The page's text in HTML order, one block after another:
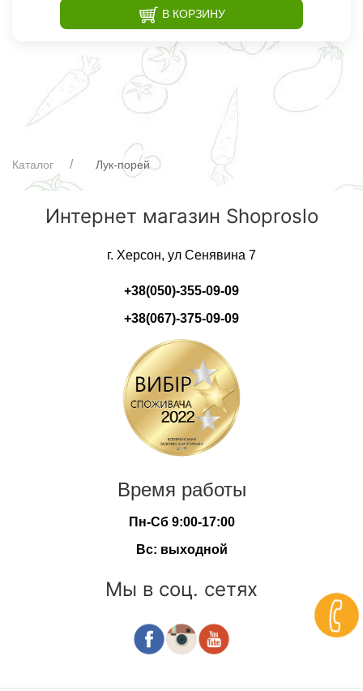
В КОРЗИНУ
Каталог Лук-порей
Интернет магазин Shoproslo
г. Херсон, ул Сенявина 7
+38(050)-355-09-09
+38(067)-375-09-09
Время работы
Пн-Сб 9:00-17:00
Вс: выходной
Мы в соц. сетях